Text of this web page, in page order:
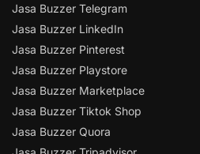
Jasa Buzzer Telegram
Jasa Buzzer LinkedIn
Jasa Buzzer Pinterest
Jasa Buzzer Playstore
Jasa Buzzer Marketplace
Jasa Buzzer Tiktok Shop
Jasa Buzzer Quora